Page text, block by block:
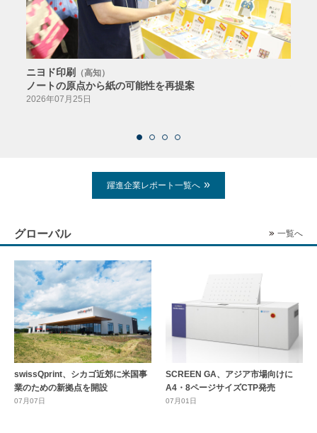
ニヨド印刷 （高知）
ノートの原点から紙の可能性を再提案
2026年07月25日
躍進企業レポート一覧へ
グローバル 一覧へ
swissQprint、シカゴ近郊に⽶国事
業のための新拠点を開設
07月07日
SCREEN GA、アジア市場向けに
A4・8ページサイズCTP発売
07月01日